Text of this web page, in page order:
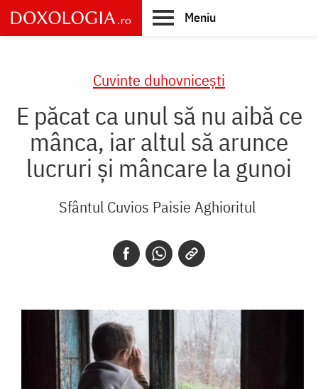
Skip
to
main
Meniu
Cuvinte duhovnicești
E păcat ca unul să nu aibă ce
mânca, iar altul să arunce
lucruri și mâncare la gunoi
Sfântul Cuvios Paisie Aghioritul